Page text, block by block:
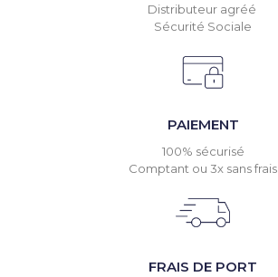
Distributeur agréé
Sécurité Sociale
PAIEMENT
100% sécurisé
Comptant ou 3x sans frais
FRAIS DE PORT